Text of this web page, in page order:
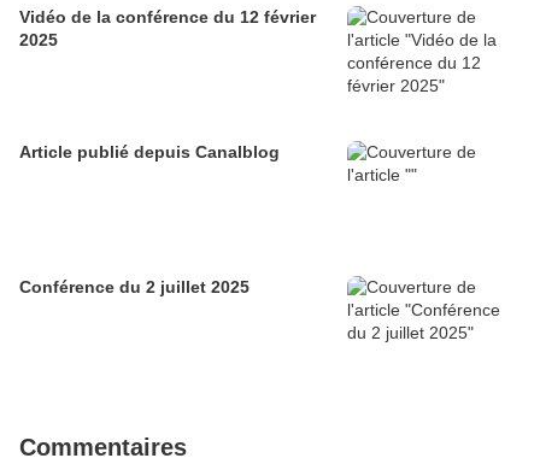
Vidéo de la conférence du 12 février
2025
Article publié depuis Canalblog
Conférence du 2 juillet 2025
Commentaires